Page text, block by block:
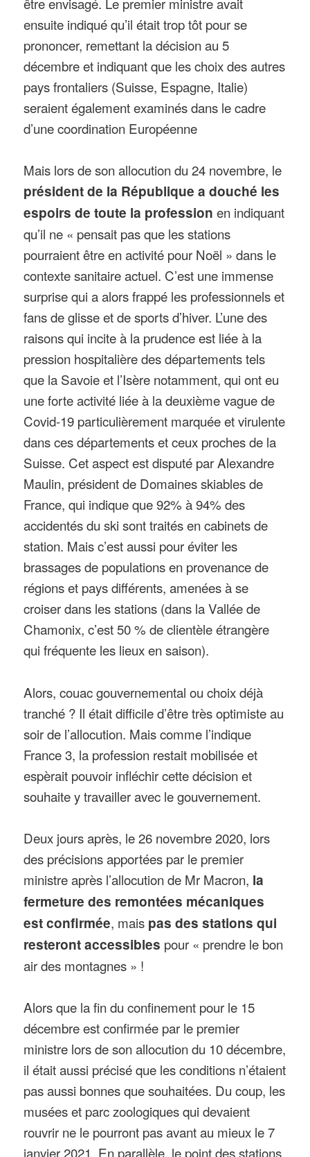
ensuite indiqué qu’il était trop tôt pour se
prononcer, remettant la décision au 5
décembre et indiquant que les choix des autres
pays frontaliers (Suisse, Espagne, Italie)
seraient également examinés dans le cadre
d’une coordination Européenne
Mais lors de son allocution du 24 novembre, le
président de la République a douché les
espoirs de toute la profession en indiquant
qu’il ne « pensait pas que les stations
pourraient être en activité pour Noël » dans le
contexte sanitaire actuel. C’est une immense
surprise qui a alors frappé les professionnels et
fans de glisse et de sports d’hiver. L’une des
raisons qui incite à la prudence est liée à la
pression hospitalière des départements tels
que la Savoie et l’Isère notamment, qui ont eu
une forte activité liée à la deuxième vague de
Covid-19 particulièrement marquée et virulente
dans ces départements et ceux proches de la
Suisse. Cet aspect est disputé par Alexandre
Maulin, président de Domaines skiables de
France, qui indique que 92% à 94% des
accidentés du ski sont traités en cabinets de
station. Mais c’est aussi pour éviter les
brassages de populations en provenance de
régions et pays différents, amenées à se
croiser dans les stations (dans la Vallée de
Chamonix, c’est 50 % de clientèle étrangère
qui fréquente les lieux en saison).
Alors, couac gouvernemental ou choix déjà
tranché ? Il était difficile d’être très optimiste au
soir de l’allocution. Mais comme l’indique
France 3, la profession restait mobilisée et
espèrait pouvoir infléchir cette décision et
souhaite y travailler avec le gouvernement.
Deux jours après, le 26 novembre 2020, lors
des précisions apportées par le premier
ministre après l’allocution de Mr Macron, la
fermeture des remontées mécaniques
est confirmée, mais pas des stations qui
resteront accessibles pour « prendre le bon
air des montagnes » !
Alors que la fin du confinement pour le 15
décembre est confirmée par le premier
ministre lors de son allocution du 10 décembre,
il était aussi précisé que les conditions n’étaient
pas aussi bonnes que souhaitées. Du coup, les
musées et parc zoologiques qui devaient
rouvrir ne le pourront pas avant au mieux le 7
janvier 2021. En parallèle, le point des stations